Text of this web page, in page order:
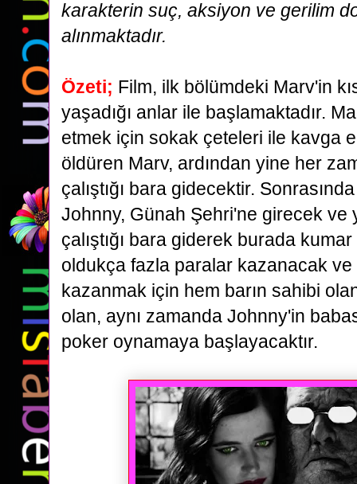
karakterin suç, aksiyon ve gerilim
alınmaktadır.
Özeti; Film, ilk bölümdeki Marv'in
yaşadığı anlar ile başlamaktadır.
etmek için sokak çeteleri ile kavga
öldüren Marv, ardından yine her
çalıştığı bara gidecektir.
Johnny, Günah Şehri'ne girecek ve
çalıştığı bara giderek burada
oldukça fazla paralar kazanacak
kazanmak için hem barın sahibi
olan, aynı zamanda Johnny'in
poker oynamaya başlayacaktır.